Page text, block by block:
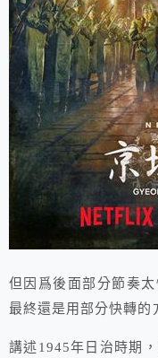
但因爲後面部分節奏
最終還是用部分快轉的
講述1945年日治時期